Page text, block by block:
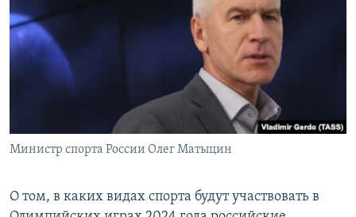
Министр спорта России Олег Матыцин
О том, в каких видах спорта будут участвовать в